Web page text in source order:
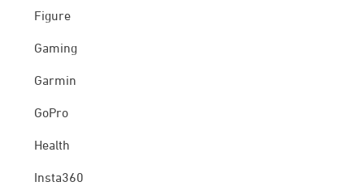
Figure
Gaming
Garmin
GoPro
Health
Insta360